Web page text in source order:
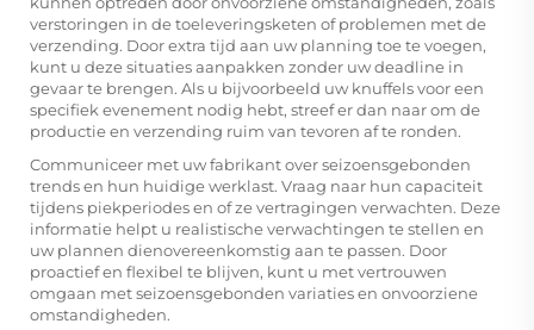
verstoringen in de toeleveringsketen of problemen met de
verzending. Door extra tijd aan uw planning toe te voegen,
kunt u deze situaties aanpakken zonder uw deadline in
gevaar te brengen. Als u bijvoorbeeld uw knuffels voor een
specifiek evenement nodig hebt, streef er dan naar om de
productie en verzending ruim van tevoren af te ronden.
Communiceer met uw fabrikant over seizoensgebonden
trends en hun huidige werklast. Vraag naar hun capaciteit
tijdens piekperiodes en of ze vertragingen verwachten. Deze
informatie helpt u realistische verwachtingen te stellen en
uw plannen dienovereenkomstig aan te passen. Door
proactief en flexibel te blijven, kunt u met vertrouwen
omgaan met seizoensgebonden variaties en onvoorziene
omstandigheden.